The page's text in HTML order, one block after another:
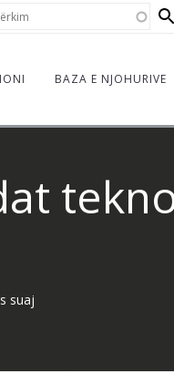
BAZA E NJOHURIVE
suaj